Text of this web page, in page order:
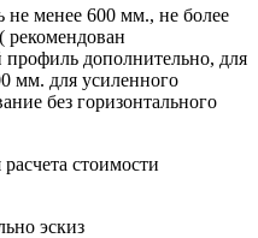
менее 600 мм., не более
профиль дополнительно, для
мм. для усиленного
без горизонтального
стоимости
эскиз